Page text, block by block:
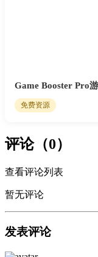
Game Booster Pro
免费资源
评论（0）
查看评论列表
暂无评论
发表评论